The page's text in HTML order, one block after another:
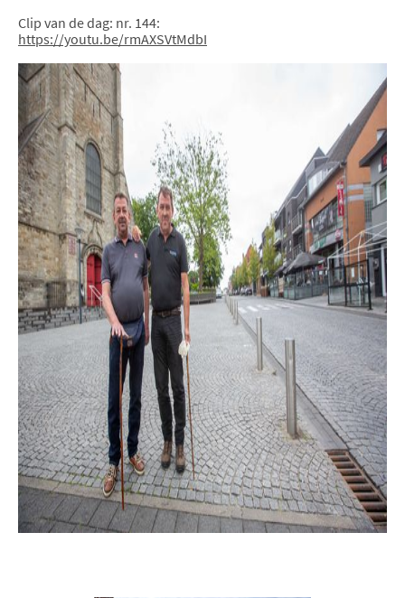
Clip van de dag: nr. 144:
https://youtu.be/rmAXSVtMdbI